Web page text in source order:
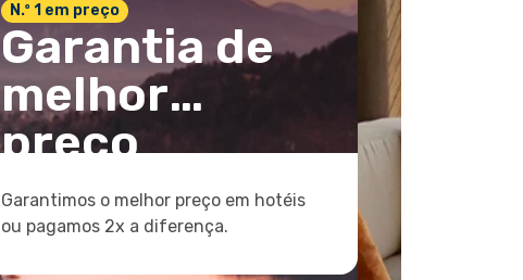
N.º 1 em preço
Garantia de
melhor
preço
Garantimos o melhor preço em hotéis
ou pagamos 2x a diferença.